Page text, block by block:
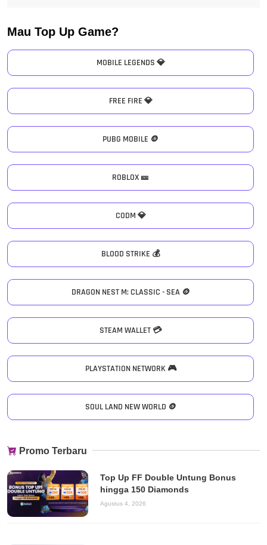
Mau Top Up Game?
MOBILE LEGENDS 💎
FREE FIRE 💎
PUBG MOBILE 🪙
ROBLOX 🎫
CODM 💎
BLOOD STRIKE 💰
DRAGON NEST M: CLASSIC - SEA 🪙
STEAM WALLET 💳
PLAYSTATION NETWORK 🎮
SOUL LAND NEW WORLD 🪙
Promo Terbaru
Top Up FF Double Untung Bonus
hingga 150 Diamonds
Agustus 4, 2026